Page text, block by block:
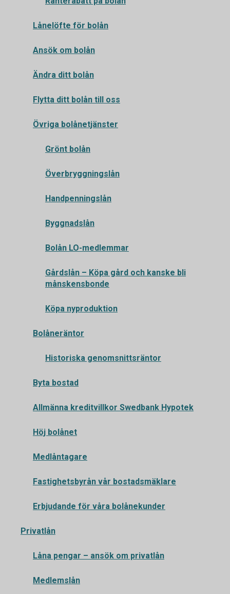
Lånelöfte för bolån
Ansök om bolån
Ändra ditt bolån
Flytta ditt bolån till oss
Övriga bolånetjänster
Grönt bolån
Överbryggningslån
Handpenningslån
Byggnadslån
Bolån LO-medlemmar
Gårdslån – Köpa gård och kanske bli
månskensbonde
Köpa nyproduktion
Bolåneräntor
Historiska genomsnittsräntor
Byta bostad
Allmänna kreditvillkor Swedbank Hypotek
Höj bolånet
Medlåntagare
Fastighetsbyrån vår bostadsmäklare
Erbjudande för våra bolånekunder
Privatlån
Låna pengar – ansök om privatlån
Medlemslån